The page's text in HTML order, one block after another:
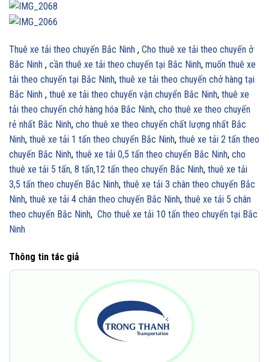
Thuê xe tải theo chuyến Bắc Ninh , Cho thuê xe tải theo chuyến ở
Bắc Ninh , cần thuê xe tải theo chuyến tại Bắc Ninh, muốn thuê xe
tải theo chuyến tại Bắc Ninh, thuê xe tải theo chuyến chở hàng tại
Bắc Ninh , thuê xe tải theo chuyến vận chuyển Bắc Ninh, thuê xe
tải theo chuyến chở hàng hóa Bắc Ninh, cho thuê xe theo chuyến
rẻ nhất Bắc Ninh, cho thuê xe theo chuyến chất lượng nhất Bắc
Ninh, thuê xe tải 1 tấn theo chuyến Bắc Ninh, thuê xe tải 2 tấn theo
chuyến Bắc Ninh, thuê xe tải 0,5 tấn theo chuyến Bắc Ninh, cho
thuê xe tải 5 tấn, 8 tấn,12 tấn theo chuyến Bắc Ninh, thuê xe tải
3,5 tấn theo chuyến Bắc Ninh, thuê xe tải 3 chân theo chuyến Bắc
Ninh, thuê xe tải 4 chân theo chuyến Bắc Ninh, thuê xe tải 5 chân
theo chuyến Bắc Ninh, Cho thuê xe tải 10 tấn theo chuyến tại Bắc
Ninh
Thông tin tác giả